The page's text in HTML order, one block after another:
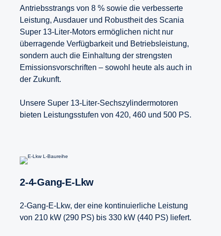
Antriebsstrangs von 8 % sowie die verbesserte
Leistung, Ausdauer und Robustheit des Scania
Super 13-Liter-Motors ermöglichen nicht nur
überragende Verfügbarkeit und Betriebsleistung,
sondern auch die Einhaltung der strengsten
Emissionsvorschriften – sowohl heute als auch in
der Zukunft.
Unsere Super 13-Liter-Sechszylindermotoren
bieten Leistungsstufen von 420, 460 und 500 PS.
2-4-​Gang-E-Lkw
2-Gang-E-Lkw, der eine kontinuierliche Leistung
von 210 kW (290 PS) bis 330 kW (440 PS) liefert.